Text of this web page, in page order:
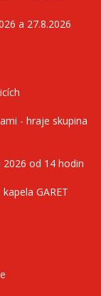
a 27.8.2026
- hraje skupina
od 14 hodin
GARET